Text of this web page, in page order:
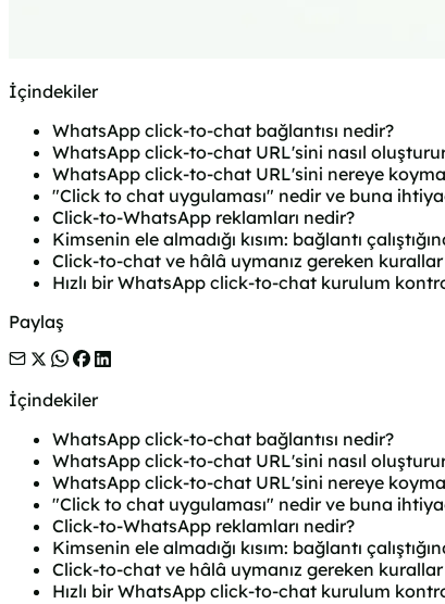
İçindekiler
WhatsApp click-to-chat bağlantısı nedir?
WhatsApp click-to-chat URL'sini nasıl
WhatsApp click-to-chat URL'sini nereye
"Click to chat uygulaması" nedir ve buna
Click-to-WhatsApp reklamları nedir?
Kimsenin ele almadığı kısım: bağlantı
Click-to-chat ve hâlâ uymanız gereken kurallar
Hızlı bir WhatsApp click-to-chat kurulum
Paylaş
İçindekiler
WhatsApp click-to-chat bağlantısı nedir?
WhatsApp click-to-chat URL'sini nasıl
WhatsApp click-to-chat URL'sini nereye
"Click to chat uygulaması" nedir ve buna
Click-to-WhatsApp reklamları nedir?
Kimsenin ele almadığı kısım: bağlantı
Click-to-chat ve hâlâ uymanız gereken kurallar
Hızlı bir WhatsApp click-to-chat kurulum